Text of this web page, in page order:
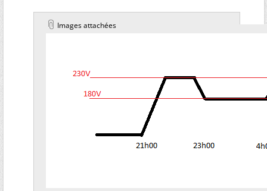
Images attachées